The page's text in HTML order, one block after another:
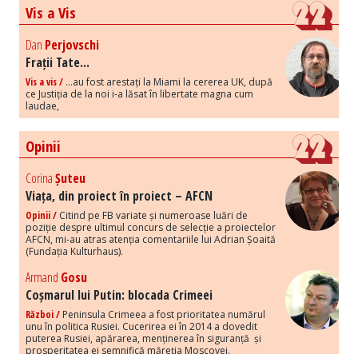
Vis a Vis
Dan Perjovschi
Frații Tate...
Vis a vis / ...au fost arestați la Miami la cererea UK, după
ce Justiția de la noi i-a lăsat în libertate magna cum
laudae,
Opinii
CorinaȘuteu
Viața, din proiect în proiect – AFCN
Opinii / Citind pe FB variate și numeroase luări de
poziție despre ultimul concurs de selecție a proiectelor
AFCN, mi-au atras atenția comentariile lui Adrian Șoaită
(Fundația Kulturhaus).
Armand Gosu
Coșmarul lui Putin: blocada Crimeei
Război / Peninsula Crimeea a fost prioritatea numărul
unu în politica Rusiei. Cucerirea ei în 2014 a dovedit
puterea Rusiei, apărarea, menținerea în siguranță și
prosperitatea ei semnifică măreția Moscovei.